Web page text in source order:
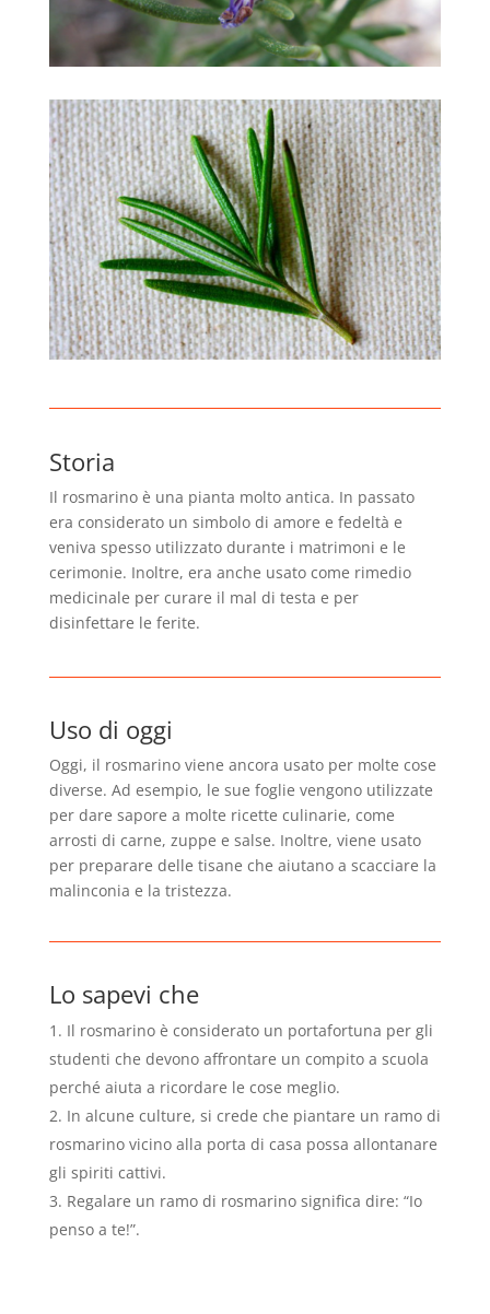
Storia
Il rosmarino è una pianta molto antica. In passato
era considerato un simbolo di amore e fedeltà e
veniva spesso utilizzato durante i matrimoni e le
cerimonie. Inoltre, era anche usato come rimedio
medicinale per curare il mal di testa e per
disinfettare le ferite.
Uso di oggi
Oggi, il rosmarino viene ancora usato per molte cose
diverse. Ad esempio, le sue foglie vengono utilizzate
per dare sapore a molte ricette culinarie, come
arrosti di carne, zuppe e salse. Inoltre, viene usato
per preparare delle tisane che aiutano a scacciare la
malinconia e la tristezza.
Lo sapevi che
Il rosmarino è considerato un portafortuna per gli
studenti che devono affrontare un compito a scuola
perché aiuta a ricordare le cose meglio.
In alcune culture, si crede che piantare un ramo di
rosmarino vicino alla porta di casa possa allontanare
gli spiriti cattivi.
Regalare un ramo di rosmarino significa dire: “Io
penso a te!”.